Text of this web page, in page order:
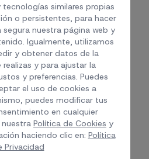
22 88 36
486 839
PALMAS DE GC:
VIVES, 77, 1º H.
STA. CATALINA. 35007,
CANARIA, ESPAÑA.
DEL INGLÉS:
TIRAJANA, 37.
similares propias
o persistentes, para hacer
nuestra página web y
Igualmente, utilizamos
y obtener datos de la
realizas y para ajustar la
y preferencias. Puedes
el uso de cookies a
puedes modificar tus
en cualquier
Política de Cookies y
haciendo clic en: Política
Privacidad